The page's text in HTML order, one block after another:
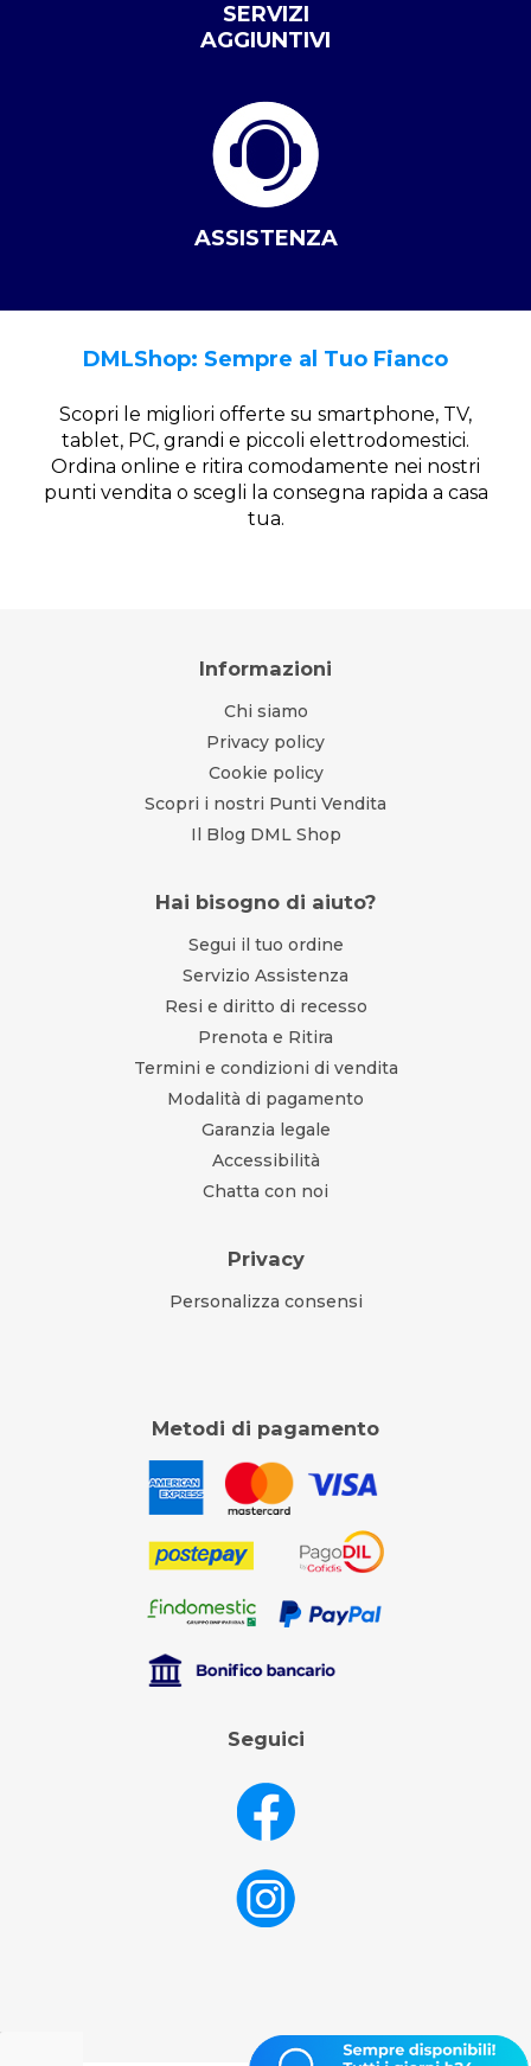
SERVIZI
AGGIUNTIVI
ASSISTENZA
DMLShop: Sempre al Tuo Fianco
Scopri le migliori offerte su smartphone, TV,
tablet, PC, grandi e piccoli elettrodomestici.
Ordina online e ritira comodamente nei nostri
punti vendita o scegli la consegna rapida a casa
tua.
Informazioni
Chi siamo
Privacy policy
Cookie policy
Scopri i nostri Punti Vendita
Il Blog DML Shop
Hai bisogno di aiuto?
Segui il tuo ordine
Servizio Assistenza
Resi e diritto di recesso
Prenota e Ritira
Termini e condizioni di vendita
Modalità di pagamento
Garanzia legale
Accessibilità
Chatta con noi
Privacy
Personalizza consensi
Metodi di pagamento
Seguici